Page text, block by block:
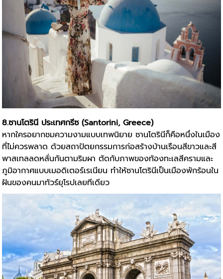
8.ซานโตรินี ประเทศกรีซ (Santorini, Greece)
หากใครอยากชมความงามแบบเทพนิยาย ซานโตรินีก็คือหนึ่งในเมือง
ที่ไม่ควรพลาด ด้วยสถาปัตยกรรมการก่อสร้างบ้านเรือนสีขาวและสี
พาสเทลลดหลั่นกันตามริมผา ตัดกับภาพของท้องทะเลสีครามและ
ภูมิอากาศแบบเมอดิเตอร์เรเนียน ทำให้ซานโตรินีเป็นเมืองพักร้อนใน
ฝันของคนมาทัวร์ยุโรปเลยทีเดียว